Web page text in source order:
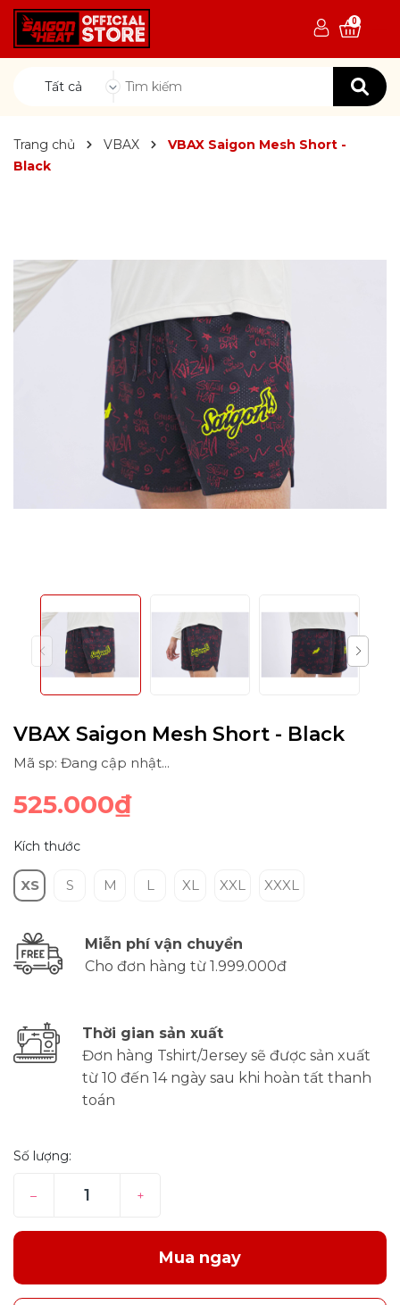
Tất cả
0
Trang chủ VBAX
VBAX Saigon Mesh Short -
Black
VBAX Saigon Mesh Short - Black
Mã sp: Đang cập nhật...
525.000₫
Kích thước
XS S M L XL XXL XXXL
Miễn phí vận chuyển
Cho đơn hàng từ 1.999.000đ
Thời gian sản xuất
Đơn hàng Tshirt/Jersey sẽ được sản xuất
từ 10 đến 14 ngày sau khi hoàn tất thanh
toán
Số lượng:
– +
Mua ngay